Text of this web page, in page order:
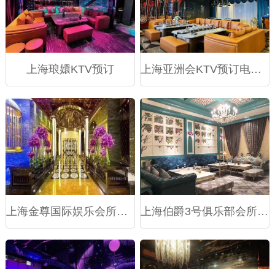
上海琅嬛KTV预订 上海亚洲会KTV预订电话,包房价格,消费点评(浦东新区)
上海金尊国际娱乐会所商务KTV预订 上海伯爵3号俱乐部会所商务KTV预订